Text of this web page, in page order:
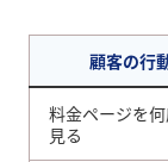
顧客の行
料金ページを
見る